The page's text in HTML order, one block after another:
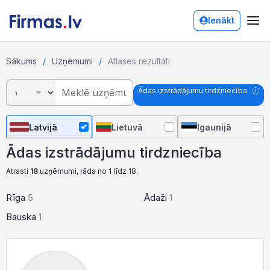
Ienākt
Sākums Uzņēmumi Atlases rezultāti
Ādas izstrādājumu tirdzniecība
Latvijā Lietuvā Igaunijā
Ādas izstrādājumu tirdzniecība
Atrasti 18 uzņēmumi, rāda no 1 līdz 18.
Rīga 5
Bauska 1
Ādaži 1